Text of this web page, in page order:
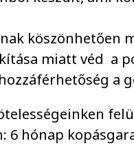
köszönhetően
miatt véd a
a
6 hónap